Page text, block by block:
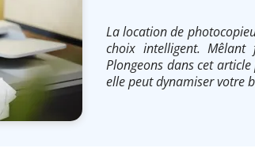
La location de
choix intelligent.
Plongeons dans cet
elle peut dynamiser votre